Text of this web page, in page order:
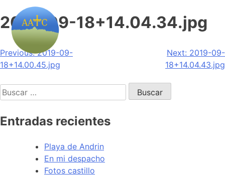
2019-09-18+14.04.34.jpg
Navegación
de
entradas
Previous: 2019-09-
18+14.00.45.jpg
Next: 2019-09-
18+14.04.43.jpg
Buscar:
Entradas recientes
Playa de Andrin
En mi despacho
Fotos castillo